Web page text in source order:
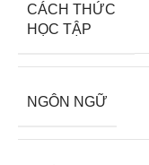
CÁCH THỨC
HỌC TẬP
NGÔN NGỮ